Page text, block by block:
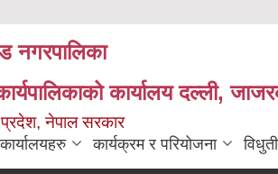
नगरपालिका
कार्यालय दल्ली,
प्रदेश, नेपाल सरकार
कार्यक्रम र परियोजना